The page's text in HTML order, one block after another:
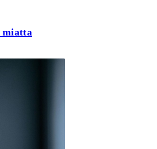
miatta